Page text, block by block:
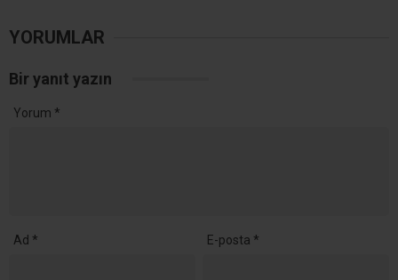
YORUMLAR
Bir yanıt yazın
Yorum *
Ad * E-posta *